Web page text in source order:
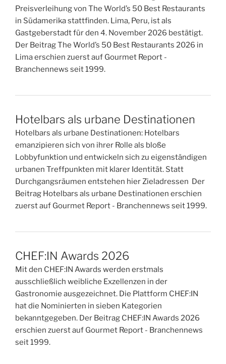
Preisverleihung von The World’s 50 Best Restaurants
in Südamerika stattfinden. Lima, Peru, ist als
Gastgeberstadt für den 4. November 2026 bestätigt.
Der Beitrag The World’s 50 Best Restaurants 2026 in
Lima erschien zuerst auf Gourmet Report -
Branchennews seit 1999.
Hotelbars als urbane Destinationen
Hotelbars als urbane Destinationen: Hotelbars
emanzipieren sich von ihrer Rolle als bloße
Lobbyfunktion und entwickeln sich zu eigenständigen
urbanen Treffpunkten mit klarer Identität. Statt
Durchgangsräumen entstehen hier Zieladressen Der
Beitrag Hotelbars als urbane Destinationen erschien
zuerst auf Gourmet Report - Branchennews seit 1999.
CHEF:IN Awards 2026
Mit den CHEF:IN Awards werden erstmals
ausschließlich weibliche Exzellenzen in der
Gastronomie ausgezeichnet. Die Plattform CHEF:IN
hat die Nominierten in sieben Kategorien
bekanntgegeben. Der Beitrag CHEF:IN Awards 2026
erschien zuerst auf Gourmet Report - Branchennews
seit 1999.